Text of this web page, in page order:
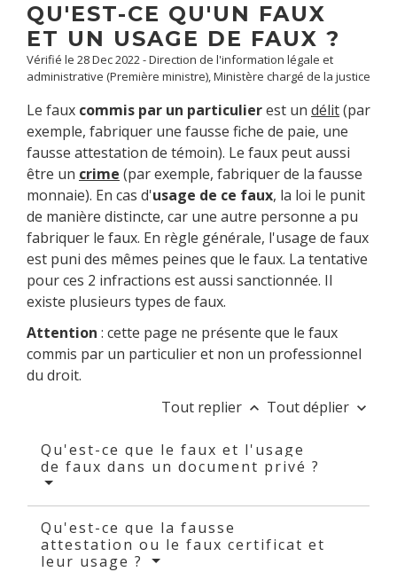
QU'EST-CE QU'UN FAUX
ET UN USAGE DE FAUX ?
Vérifié le 28 Dec 2022 - Direction de l'information légale et
administrative (Première ministre), Ministère chargé de la justice
Le faux commis par un particulierest un délit(par
exemple, fabriquer une fausse fiche de paie, une
fausse attestation de témoin). Le faux peut aussi
être un crime (par exemple, fabriquer de la fausse
monnaie). En cas d'usage de ce faux, la loi le punit
de manière distincte, car une autre personne a pu
fabriquer le faux. En règle générale, l'usage de faux
est puni des mêmes peines que le faux. La tentative
pour ces 2 infractions est aussi sanctionnée. Il
existe plusieurs types de faux.
Attention : cette page ne présente que le faux
commis par un particulier et non un professionnel
du droit.
Tout replier keyboard_arrow_up Tout déplier keyboard_arrow_down
Qu'est-ce que le faux et l'usage
de faux dans un document privé ?
Qu'est-ce que la fausse
attestation ou le faux certificat et
leur usage ?